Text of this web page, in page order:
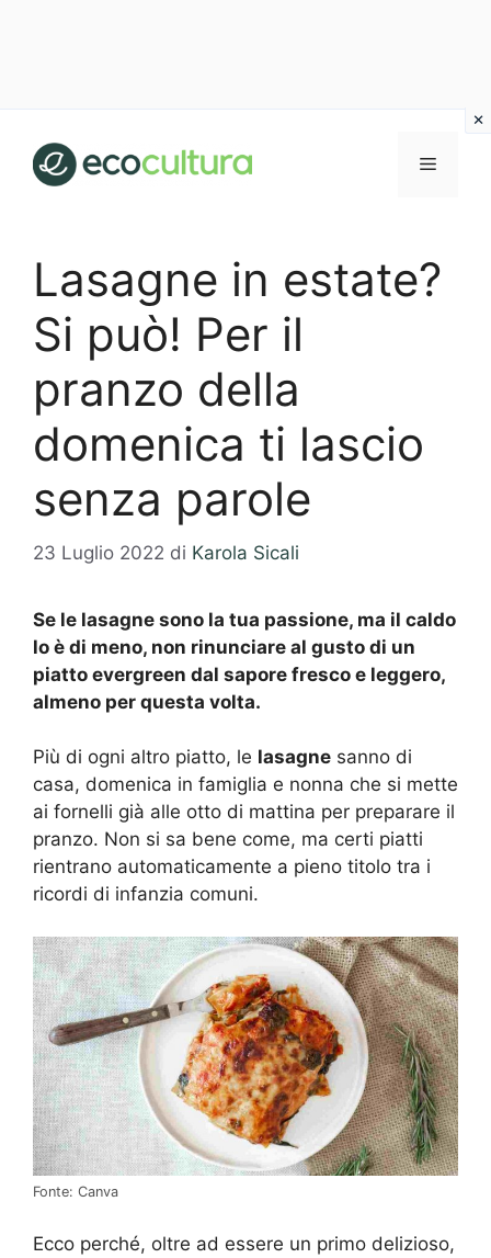
contenuto
MENU
Lasagne in estate?
Si può! Per il
pranzo della
domenica ti lascio
senza parole
23 Luglio 2022 di Karola Sicali
Se le lasagne sono la tua passione, ma il caldo
lo è di meno, non rinunciare al gusto di un
piatto evergreen dal sapore fresco e leggero,
almeno per questa volta.
Più di ogni altro piatto, le lasagne sanno di
casa, domenica in famiglia e nonna che si mette
ai fornelli già alle otto di mattina per preparare il
pranzo. Non si sa bene come, ma certi piatti
rientrano automaticamente a pieno titolo tra i
ricordi di infanzia comuni.
Fonte: Canva
Ecco perché, oltre ad essere un primo delizioso,